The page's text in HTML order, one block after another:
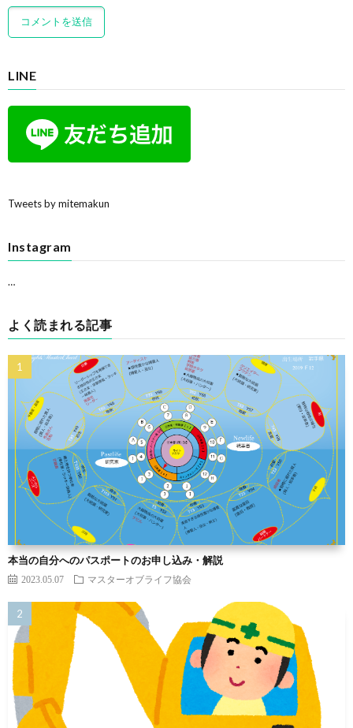
LINE
Tweets by mitemakun
Instagram
…
よく読まれる記事
本当の自分へのパスポートのお申し込み・解説
2023.05.07 マスターオブライフ協会